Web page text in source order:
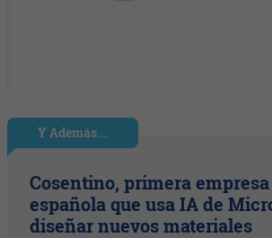
Y Además...
Cosentino, primera
española que usa IA de
diseñar nuevos materiales